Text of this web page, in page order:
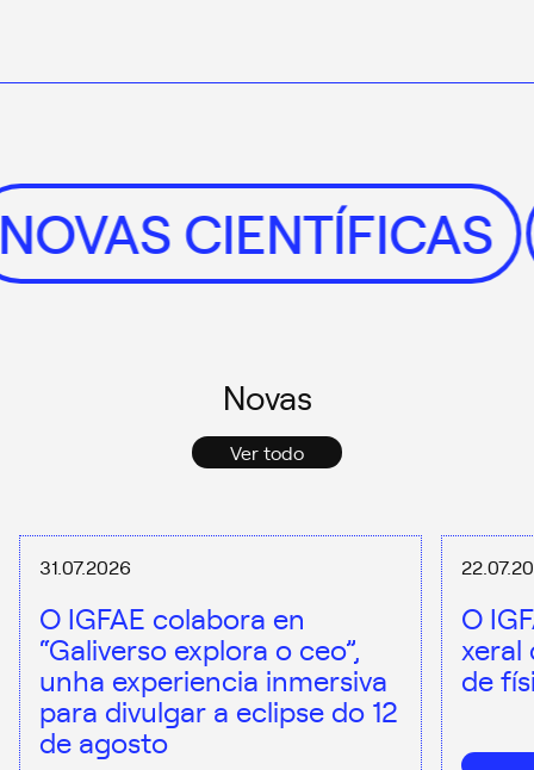
NOVAS
Novas
Ver todo
31.07.2026
O IGFAE colabora en
“Galiverso explora o ceo”,
unha experiencia inmersiva
para divulgar a eclipse do 12
de agosto
O
xeral
de